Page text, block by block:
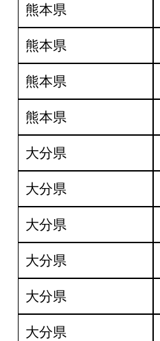
熊本県
熊本県
熊本県
熊本県
大分県
大分県
大分県
大分県
大分県
大分県